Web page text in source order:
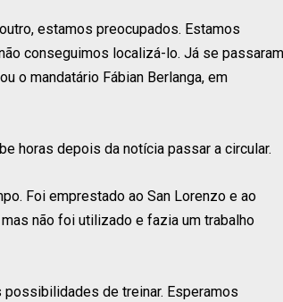
estamos preocupados. Estamos
conseguimos localizá-lo. Já se passaram
o mandatário Fábian Berlanga, em
horas depois da notícia passar a circular.
Foi emprestado ao San Lorenzo e ao
não foi utilizado e fazia um trabalho
possibilidades de treinar. Esperamos